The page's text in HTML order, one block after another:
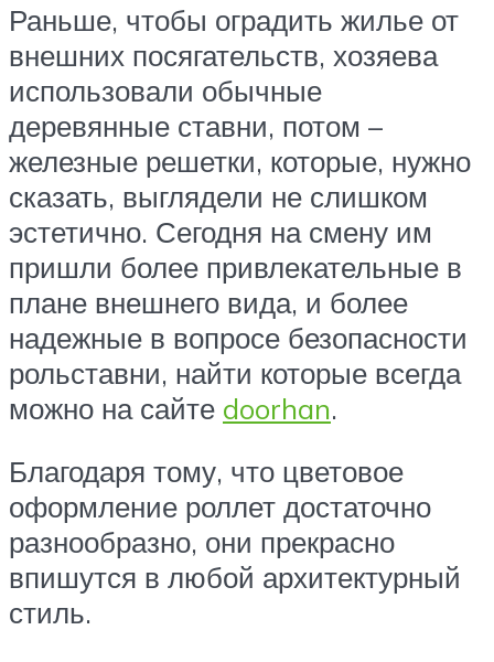
Раньше, чтобы оградить жилье от
внешних посягательств, хозяева
использовали обычные
деревянные ставни, потом –
железные решетки, которые, нужно
сказать, выглядели не слишком
эстетично. Сегодня на смену им
пришли более привлекательные в
плане внешнего вида, и более
надежные в вопросе безопасности
рольставни, найти которые всегда
можно на сайте doorhan.
Благодаря тому, что цветовое
оформление роллет достаточно
разнообразно, они прекрасно
впишутся в любой архитектурный
стиль.